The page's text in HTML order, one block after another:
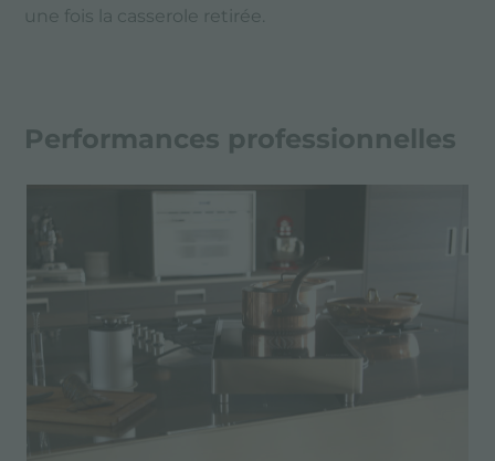
une fois la casserole retirée.
Performances professionnelles